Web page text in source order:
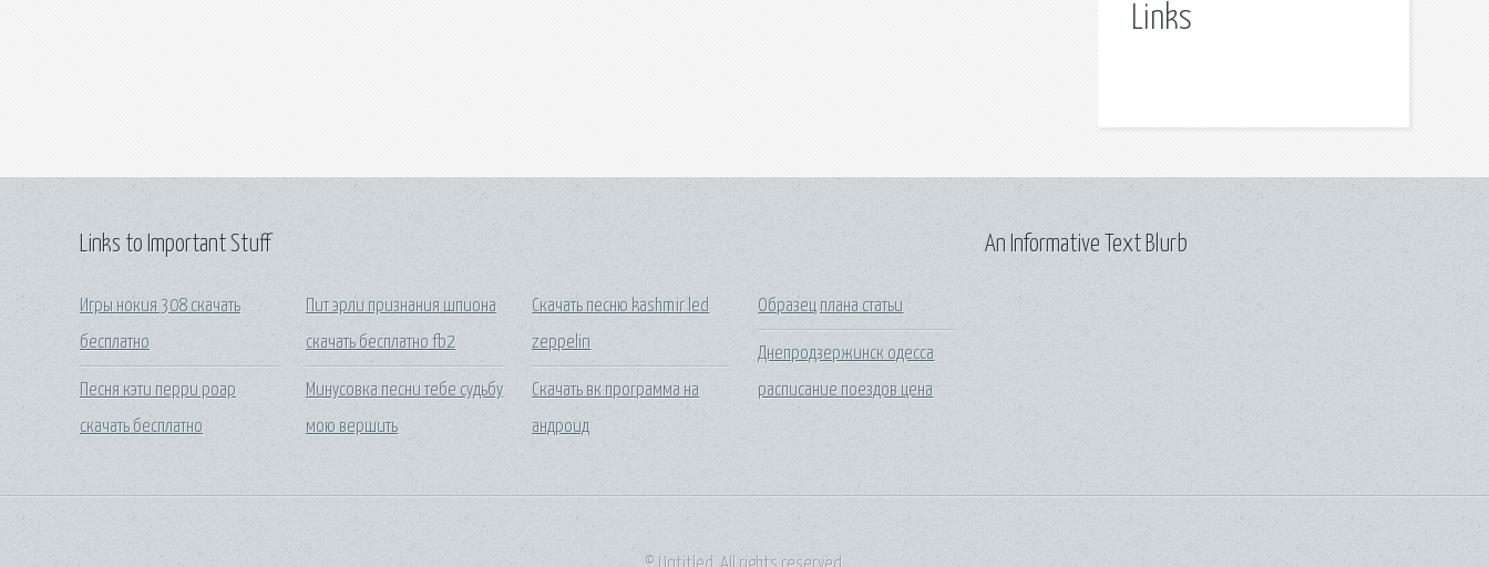
Links
Links to Important Stuff
Игры нокия 308 скачать
бесплатно
Песня кэти перри роар
скачать бесплатно
Пит эрли признания шпиона
скачать бесплатно fb2
Минусовка песни тебе судьбу
мою вершить
Скачать песню kashmir led
zeppelin
Скачать вк программа на
андроид
Образец плана статьи
Днепродзержинск одесса
расписание поездов цена
An Informative Text Blurb